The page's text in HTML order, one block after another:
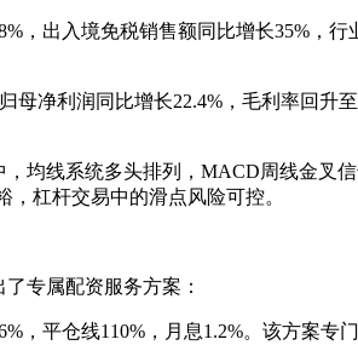
，出入境免税销售额同比增长35%，
母净利润同比增长22.4%，毛利率回
均线系统多头排列，MACD周线金叉
杠杆交易中的滑点风险可控。
专属配资服务方案：
，平仓线110%，月息1.2%。该方案